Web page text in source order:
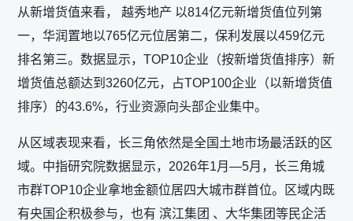
从新增货值来看， 越秀地产 以814亿元新增货值位列第
一，华润置地以765亿元位居第二，保利发展以459亿元
排名第三。数据显示，TOP10企业（按新增货值排序）新
增货值总额达到3260亿元，占TOP100企业（以新增货值
排序）的43.6%，行业资源向头部企业集中。
从区域表现来看，长三角依然是全国土地市场最活跃的区
域。中指研究院数据显示，2026年1月—5月，长三角城
市群TOP10企业拿地金额位居四大城市群首位。区域内既
有央国企积极参与，也有 滨江集团 、大华集团等民企活